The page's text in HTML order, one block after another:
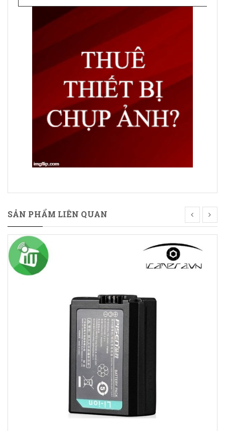
SẢN PHẨM LIÊN QUAN